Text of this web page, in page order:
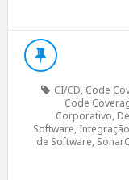
CI/CD, Code
Code
Corporativo,
Software,
de Software,